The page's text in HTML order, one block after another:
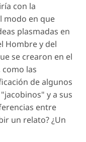
con la
modo en que
plasmadas en
Hombre y del
se crearon en el
como las
de algunos
y a sus
entre
un relato? ¿Un